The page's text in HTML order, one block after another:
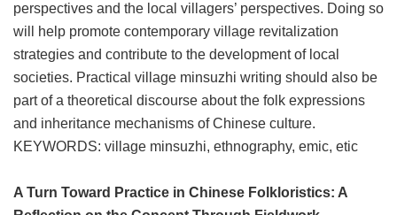
perspectives and the local villagers’ perspectives. Doing so
will help promote contemporary village revitalization
strategies and contribute to the development of local
societies. Practical village minsuzhi writing should also be
part of a theoretical discourse about the folk expressions
and inheritance mechanisms of Chinese culture.
KEYWORDS: village minsuzhi, ethnography, emic, etic
A Turn Toward Practice in Chinese Folkloristics: A